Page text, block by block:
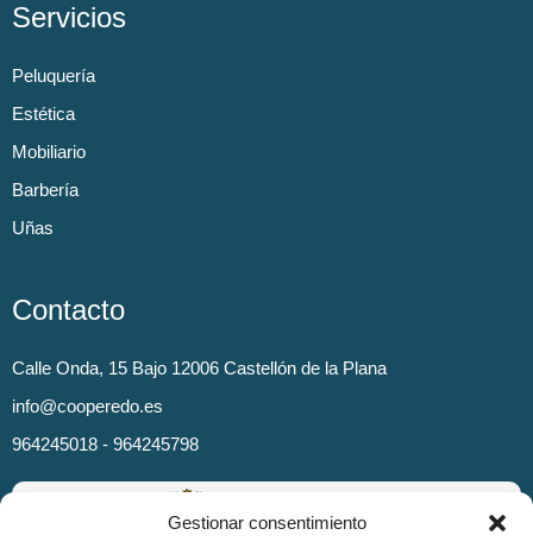
Gestionar consentimiento
Servicios
Peluquería
Estética
Mobiliario
Barbería
Uñas
Contacto
Calle Onda, 15 Bajo 12006 Castellón de la Plana
info@cooperedo.es
964245018 - 964245798